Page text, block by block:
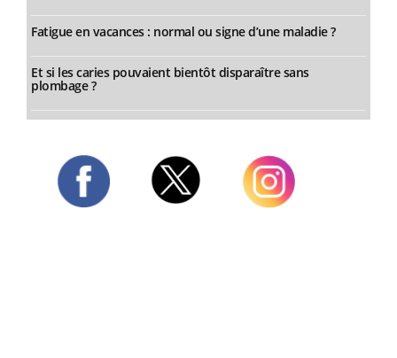
Fatigue en vacances : normal ou signe d’une maladie ?
Et si les caries pouvaient bientôt disparaître sans
plombage ?